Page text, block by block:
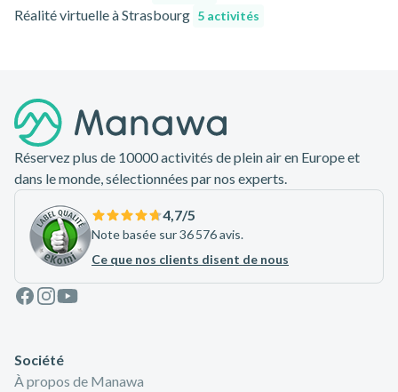
Réalité virtuelle à Strasbourg 5 activités
Réservez plus de 10000 activités de plein air en Europe et
dans le monde, sélectionnées par nos experts.
4,7/5
Note basée sur 36 576 avis.
Ce que nos clients disent de nous
Facebook
Instagram
Youtube
Société
À propos de Manawa